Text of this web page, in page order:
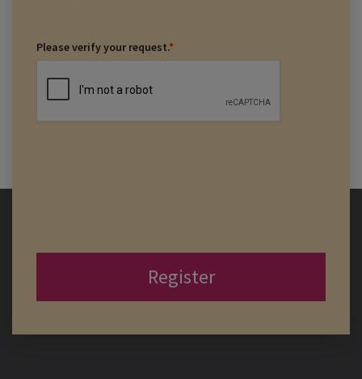
Please verify your request.*
Register